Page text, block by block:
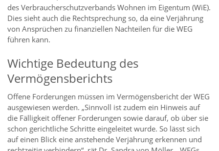
des Verbraucherschutzverbands Wohnen im Eigentum (WiE).
Dies sieht auch die Rechtsprechung so, da eine Verjährung
von Ansprüchen zu finanziellen Nachteilen für die WEG
führen kann.
Wichtige Bedeutung des
Vermögensberichts
Offene Forderungen müssen im Vermögensbericht der WEG
ausgewiesen werden. „Sinnvoll ist zudem ein Hinweis auf
die Fälligkeit offener Forderungen sowie darauf, ob über sie
schon gerichtliche Schritte eingeleitet wurde. So lässt sich
auf einen Blick eine anstehende Verjährung erkennen und